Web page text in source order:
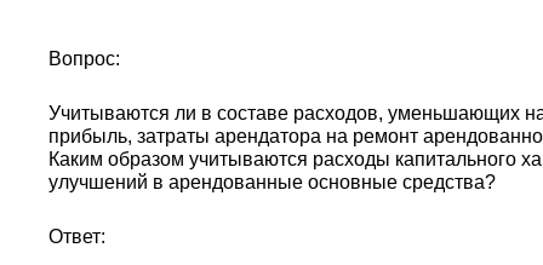
Вопрос:
Учитываются ли в составе расходов, уменьшающих
прибыль, затраты арендатора на ремонт
Каким образом учитываются расходы капитального
улучшений в арендованные основные средства?
Ответ: